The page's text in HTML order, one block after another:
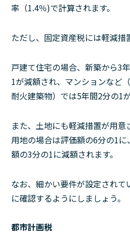
率（1.4％)で計算されます。
ただし、固定資産税には軽減措
戸建て住宅の場合、新築から3
1が減額され、マンションなど
耐火建築物）では5年間2分の1
また、土地にも軽減措置が用
用地の場合は評価額の6分の1
額の3分の1に減額されます。
なお、細かい要件が設定され
に確認するようにしましょう。
都市計画税